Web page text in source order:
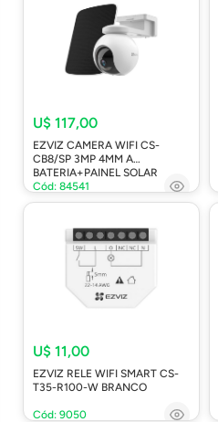
U$ 117,00
EZVIZ CAMERA WIFI CS-
CB8/SP 3MP 4MM A
BATERIA+PAINEL SOLAR
Cód: 84541
U$ 11,00
EZVIZ RELE WIFI SMART CS-
T35-R100-W BRANCO
Cód: 9050